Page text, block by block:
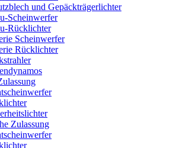
und Gepäckträgerlichter
Scheinwerfer
Rücklichter
Scheinwerfer
Rücklichter
Zulassung